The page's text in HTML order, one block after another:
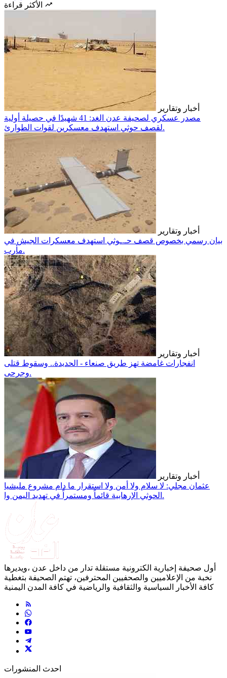
أخبار وتقارير
مصدر عسكري لصحيفة عدن الغد: 41 شهيدًا في حصيلة أولية
لقصف حوثي استهدف معسكرين لقوات الطوارئ.
أخبار وتقارير
بيان رسمي بخصوص قصف حـ.ـوثي استهدف معسكرات الجيش في
مأرب.
أخبار وتقارير
انفجارات غامضة تهز طريق صنعاء - الحديدة.. وسقوط قتلى
وجرحى.
أخبار وتقارير
عثمان مجلي: لا سلام ولا أمن ولا استقرار ما دام مشروع مليشيا
الحوثي الإرهابية قائماً ومستمراً في تهديد اليمن وا.
أول صحيفة إخبارية الكترونية مستقلة تدار من داخل عدن ،ويديرها
نخبة من الإعلاميين والصحفيين المحترفين، تهتم الصحيفة بتغطية
كافة الأخبار السياسية والثقافية والرياضية في كافة المدن اليمنية
احدث المنشورات